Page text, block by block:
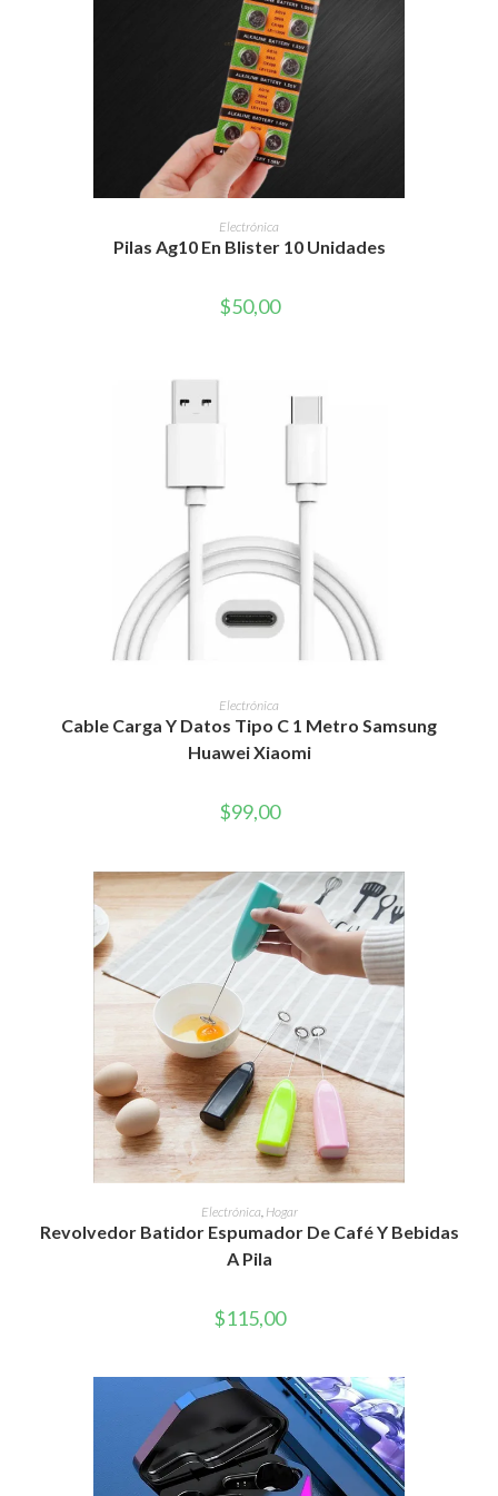
AÑADIR AL CARRITO
Electrónica
Pilas Ag10 En Blister 10 Unidades
$50,00
AÑADIR AL CARRITO
Electrónica
Cable Carga Y Datos Tipo C 1 Metro Samsung
Huawei Xiaomi
$99,00
AÑADIR AL CARRITO
Electrónica Hogar
Revolvedor Batidor Espumador De Café Y Bebidas
A Pila
$115,00